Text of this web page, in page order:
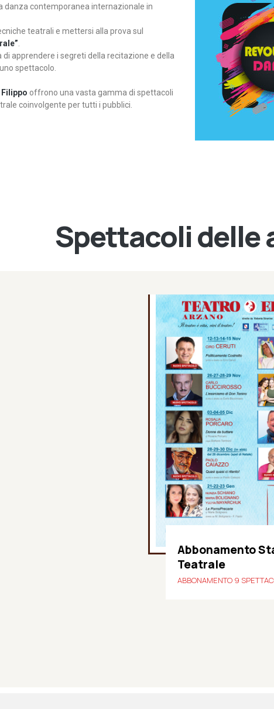
danza contemporanea internazionale in
teatrali e mettersi alla prova sul
apprendere i segreti della recitazione e della
spettacolo.
offrono una vasta gamma di spettacoli
coinvolgente per tutti i pubblici.
Spettacoli delle
Abbonamento
Teatrale
ABBONAMENTO 9